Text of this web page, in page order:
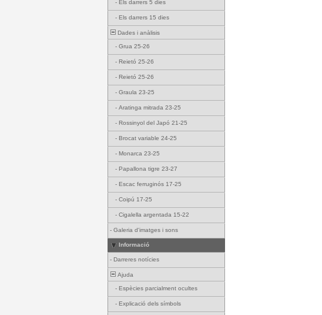
- Els darrers 5 dies
- Els darrers 15 dies
Dades i anàlisis
- Grua 25-26
- Reietó 25-26
- Reietó 25-26
- Graula 23-25
- Aratinga mitrada 23-25
- Rossinyol del Japó 21-25
- Brocat variable 24-25
- Monarca 23-25
- Papallona tigre 23-27
- Escac ferruginós 17-25
- Coipú 17-25
- Cigalella argentada 15-22
- Galeria d'imatges i sons
Informació
- Darreres notícies
Ajuda
- Espècies parcialment ocultes
- Explicació dels símbols